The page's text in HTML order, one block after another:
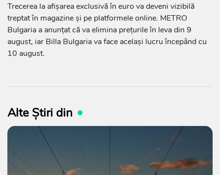
Trecerea la afișarea exclusivă în euro va deveni vizibilă
treptat în magazine și pe platformele online. METRO
Bulgaria a anunțat că va elimina prețurile în leva din 9
august, iar Billa Bulgaria va face același lucru începând cu
10 august.
Alte Știri din